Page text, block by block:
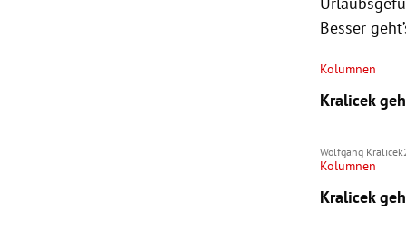
Besser
Kolumnen
Kralicek
Wolfgang Kralicek
Kolumnen
Kralicek